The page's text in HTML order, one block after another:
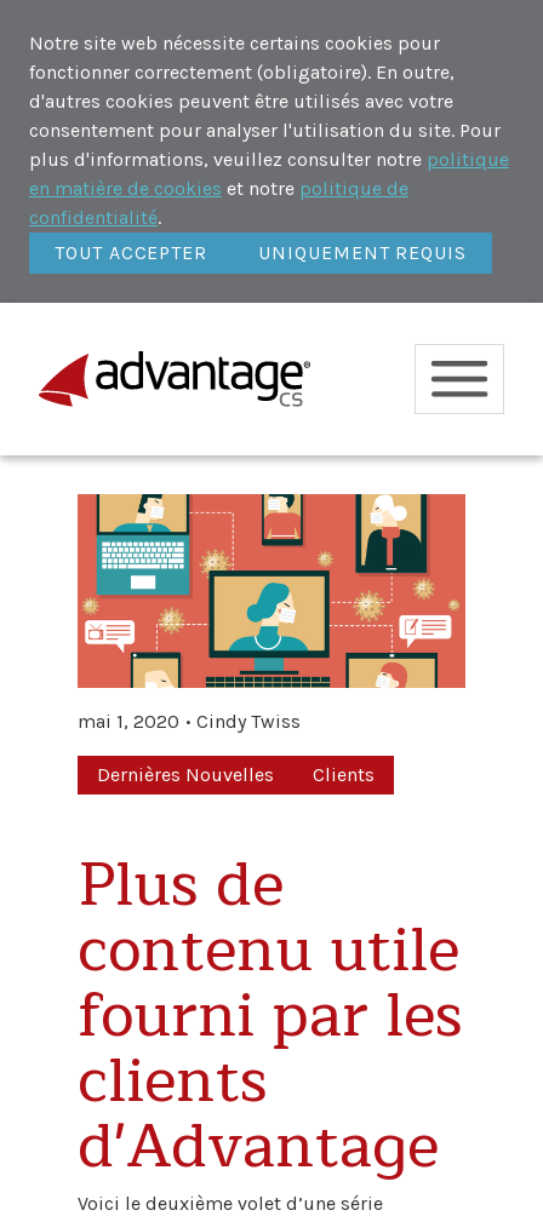
Notre site web nécessite certains cookies pour
fonctionner correctement (obligatoire). En outre,
d'autres cookies peuvent être utilisés avec votre
consentement pour analyser l'utilisation du site. Pour
plus d'informations, veuillez consulter notre politique
en matière de cookies et notre politique de
confidentialité.
TOUT ACCEPTER
UNIQUEMENT REQUIS
mai 1, 2020 Cindy Twiss
Dernières Nouvelles Clients
Plus de
contenu utile
fourni par les
clients
d'Advantage
Voici le deuxième volet d’une série